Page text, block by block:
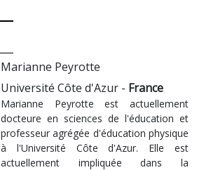
Marianne Peyrotte
Université Côte d'Azur - France
Marianne Peyrotte est actuellement
docteure en sciences de l'éducation et
professeur agrégée d'éducation physique
à l'Université Côte d'Azur. Elle est
actuellement impliquée dans la